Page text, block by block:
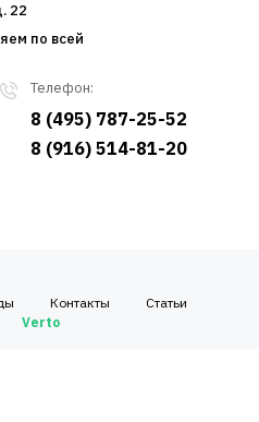
Телефон:
8 (495) 787-25-52
8 (916) 514-81-20
22
по всей
Контакты
Статьи
Verto